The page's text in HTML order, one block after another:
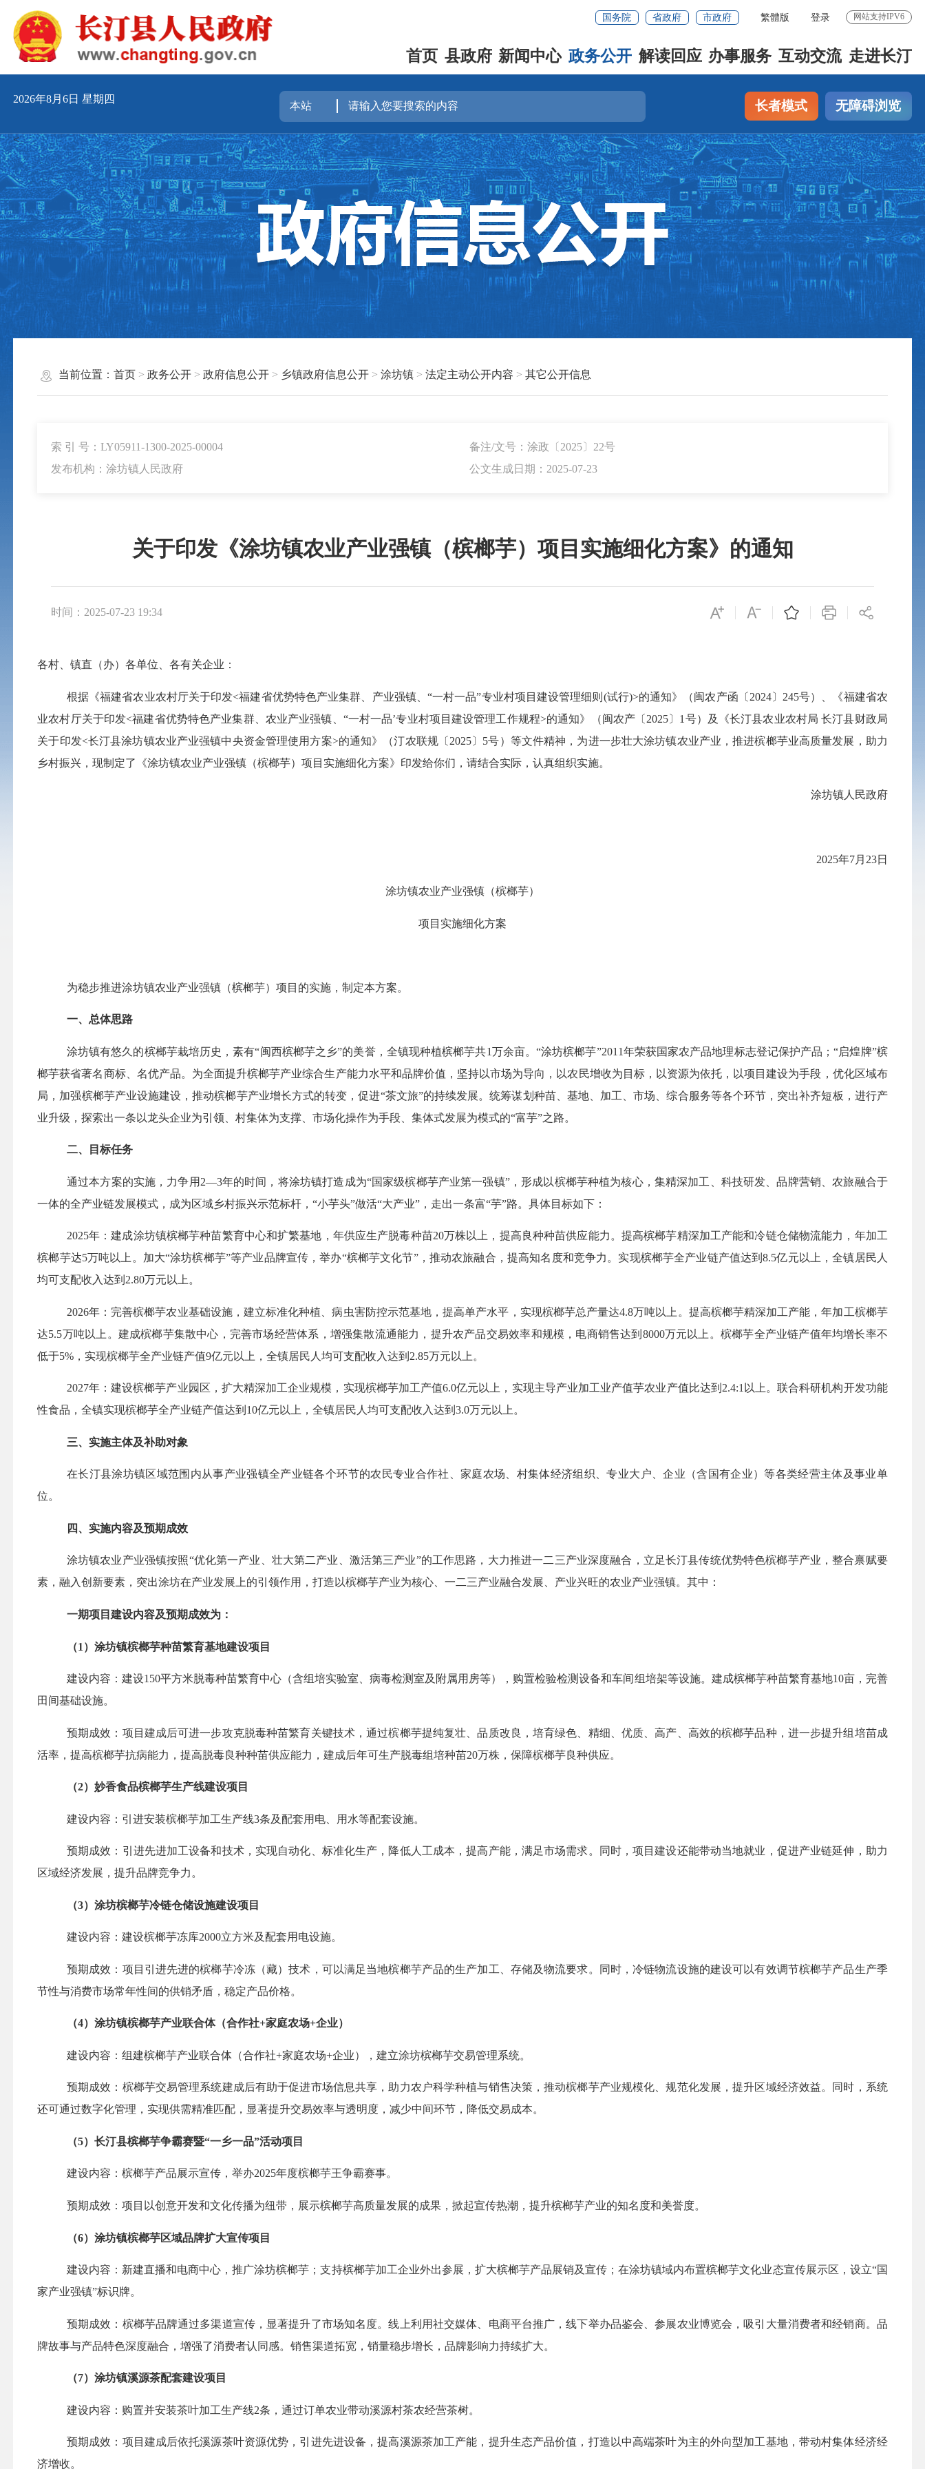
国务院 省政府 市政府 繁體版 登录 网站支持IPV6
首页 县政府 新闻中心 政务公开 解读回应 办事服务 互动交流 走进长汀
2026年8月6日 星期四 长者模式 无障碍浏览
<
当前位置： 首页> 政务公开> 政府信息公开> 乡镇政府信息公开> 涂坊镇> 法定主动公开内容 > 其它公开信息
索 引 号：LY05911-1300-2025-00004
备注/文号：涂政〔2025〕22号
发布机构：涂坊镇人民政府
公文生成日期：2025-07-23
关于印发《涂坊镇农业产业强镇（槟榔芋）项目实施细化方案》的通知
时间：2025-07-23 19:34
各村、镇直（办）各单位 、各有关企业 ：
根据 《福建省农业农村厅关于印发<福建省优势特色产业集群、产业强镇、 “一村一品”专业村项目建设管理细则(试行)>的通知》 （闽农产函〔 2024〕245号）、《福建省农
业农村厅关于印发<福建省优势特色产业集群、农业产业强镇、 “一村一品’专业村项目建设管理工作规程>的通知》（闽农产〔 2025〕 1号） 及《长汀县农业农村局 长汀县财政局
关于印发<长汀县涂坊镇农业产业强镇中央资金管理使用方案>的通知》（汀农联规〔 2025〕 5号） 等文件精神，为进一步壮大涂坊镇农业产业，推进槟榔芋业高质量发展，助力
乡村振兴，现制定了《涂坊镇农业产业强镇（槟榔芋）项目实施细化方案》印发给你们，请结合实际，认真组织实施。
涂坊镇人民政府
2025年7月 23日
涂坊镇农业产业强镇（槟榔芋）
项目 实施细化方案
为稳步推进涂坊镇农业产业强镇（槟榔芋）项目的实施，制定本方案。
一、总体思路
涂坊镇有悠久的槟榔芋栽培历史，素有“闽西槟榔芋之乡”的美誉，全镇现种植槟榔芋共1万余亩。 “涂坊槟榔芋”2011年荣获国家农产品地理标志登记保护产品；“启煌牌”槟
榔芋获省著名商标、名优产品。 为全面提升槟榔芋产业综合生产能力水平和品牌价值，坚持以市场为导向，以农民增收为目标，以资源为依托，以项目建设为手段，优化区域布
局，加强槟榔芋产业设施建设，推动槟榔芋产业增长方式的转变 ，促进“茶文旅”的持续发展。统筹谋划种苗、基地、加工、市场、综合服务等各个环节，突出补齐短板，进行产
业升级，探索出一条以龙头企业为引领、村集体为支撑、市场化操作为手段、集体式发展为模式的“富芋”之路。
二、目标任务
通过本方案的实施，力争用 2—3年的时间 ，将涂坊镇打造成为“国家级槟榔芋产业第一强镇”，形成以槟榔芋种植为核心，集精深加工、科技研发、品牌营销、农旅融合于
一体的全产业链发展模式，成为区域乡村振兴示范标杆，“小芋头”做活“大产业”，走出一条富“芋”路。具体目标如下 ：
2025年：建成涂坊镇槟榔芋种苗繁育中心和扩繁基地，年供应生产脱毒种苗20万株以上，提高良种种苗供应能力 。 提高槟榔芋精深加工产能和冷链仓储物流能力，年加工
槟榔芋达5万吨以上 。 加大“涂坊槟榔芋”等产业品牌宣传，举办“槟榔芋文化节”，推动农旅融合，提高知名度和竞争力 。 实现槟榔芋全产业链产值达到8.5亿元以上，全镇居民人
均可支配收入达到2.80万元以上。
2026年：完善槟榔芋农业基础设施，建立标准化种植、病虫害防控示范基地，提高单产水平，实现槟榔芋总产量达4.8万吨以上 。 提高槟榔芋精深加工产能，年加工槟榔芋
达5.5万吨以上 。 建成槟榔芋集散中心，完善市场经营体系，增强集散流通能力，提升农产品交易效率和规模，电商销售达到 8000万元以上 。 槟榔芋全产业链产值年均增长率不
低于5%，实现槟榔芋全产业链产值9亿元以上，全镇居民人均可支配收入达到2.85万元以上。
2027年：建设槟榔芋产业园区，扩大精深加工企业规模，实现槟榔芋加工产值6.0亿元以上，实现主导产业加工业产值芋农业产值比达到2.4:1以上 。联合科研机构开发功能
性食品，全镇实现槟榔芋全产业链产值达到 10亿元以上，全镇居民人均可支配收入达到3.0万元以上。
三、实施主体及补助对象
在长汀县涂坊镇区域范围内从事产业强镇全产业链各个环节的农民专业合作社、家庭农场、村集体经济组织、专业大户、企业（含国有企业）等各类经营主体及事业单
位。
四、实施内容及预期成效
涂坊镇农业产业强镇按照“优化第一产业、壮大第二产业、激活第三产业”的工作思路，大力推进一二三产业深度融合，立足长汀县传统优势特色槟榔芋产业，整合禀赋要
素，融入创新要素，突出涂坊在产业发展上的引领作用，打造以槟榔芋产业为核心、一二三产业融合发展、产业兴旺的农业产业强镇。其中：
一期项目建设内容及预期成效为：
（1）涂坊镇槟榔芋种苗繁育基地建设项目
建设内容： 建设150平方米脱毒种苗繁育中心（含组培实验室、病毒检测室及附属用房等），购置检验检测设备和车间组培架等设施。建成槟榔芋种苗繁育基地10亩，完善
田间基础设施。
预期成效：项目建成后可进一步攻克脱毒种苗繁育关键技术，通过槟榔芋提纯复壮、品质改良，培育绿色、精细、优质、高产、高效的槟榔芋品种，进一步提升组培苗成
活率，提高槟榔芋抗病能力，提高脱毒良种种苗供应能力，建成后年可生产脱毒组培种苗20万株，保障槟榔芋良种供应。
（2）妙香食品槟榔芋生产线建设项目
建设内容： 引进安装槟榔芋加工生产线3条及配套用电、用水等配套设施。
预期成效：引进先进加工设备和技术，实现自动化、标准化生产，降低人工成本，提高产能，满足市场需求。同时，项目建设还能带动当地就业，促进产业链延伸，助力
区域经济发展，提升品牌竞争力。
（3）涂坊槟榔芋冷链仓储设施建设项目
建设内容： 建设槟榔芋冻库2000立方米及配套用电设施。
预期成效：项目引进先进的槟榔芋冷冻（藏）技术，可以满足当地槟榔芋产品的生产加工、存储及物流要求。同时，冷链物流设施的建设可以有效调节槟榔芋产品生产季
节性与消费市场常年性间的供销矛盾，稳定产品价格。
（4）涂坊镇槟榔芋产业联合体（合作社+家庭农场+企业）
建设内容： 组建槟榔芋产业联合体（合作社+家庭农场+企业），建立涂坊槟榔芋交易管理系统。
预期成效：槟榔芋交易管理系统建成后有助于促进市场信息共享，助力农户科学种植与销售决策，推动槟榔芋产业规模化、规范化发展，提升区域经济效益。同时，系统
还可通过数字化管理，实现供需精准匹配，显著提升交易效率与透明度，减少中间环节，降低交易成本。
（5）长汀县槟榔芋争霸赛暨“一乡一品”活动项目
建设内容： 槟榔芋产品展示宣传，举办2025年度槟榔芋王争霸赛事。
预期成效：项目以创意开发和文化传播为纽带，展示槟榔芋高质量发展的成果，掀起宣传热潮，提升槟榔芋产业的知名度和美誉度。
（6）涂坊镇槟榔芋区域品牌扩大宣传项目
建设内容： 新建直播和电商中心，推广涂坊槟榔芋；支持槟榔芋加工企业外出参展，扩大槟榔芋产品展销及宣传；在涂坊镇域内布置槟榔芋文化业态宣传展示区，设立“国
家产业强镇”标识牌。
预期成效：槟榔芋品牌通过多渠道宣传，显著提升了市场知名度。线上利用社交媒体、电商平台推广，线下举办品鉴会、参展农业博览会，吸引大量消费者和经销商。品
牌故事与产品特色深度融合，增强了消费者认同感。销售渠道拓宽，销量稳步增长，品牌影响力持续扩大。
（7）涂坊镇溪源茶配套建设项目
建设内容： 购置并安装茶叶加工生产线2条，通过订单农业带动溪源村茶农经营茶树。
预期成效：项目建成后依托溪源茶叶资源优势，引进先进设备，提高溪源茶加工产能，提升生态产品价值，打造以中高端茶叶为主的外向型加工基地，带动村集体经济经
济增收。